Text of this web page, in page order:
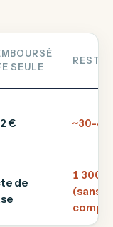
SEULE
RESTE
€ ~30-40
de
1 300-
(sans